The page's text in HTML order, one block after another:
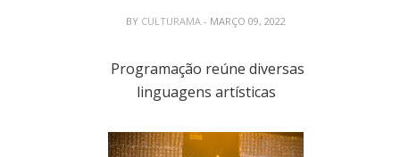
BY CULTURAMA- MARÇO 09, 2022
Programação reúne diversas
linguagens artísticas